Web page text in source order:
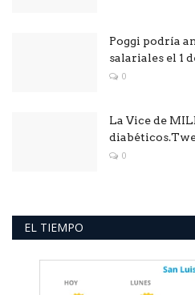
Poggi podría
salariales el 1
0
La Vice de
0
EL TIEMPO